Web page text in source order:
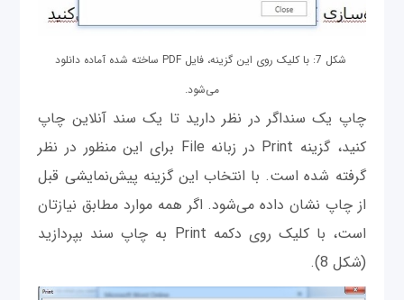
شکل 7: با کلیک روی این گزینه، فایل PDF ساخته شده آماده دانلود
می‌شود.
چاپ یک سنداگر در نظر دارید تا یک سند آنلاین چاپ
کنید، گزینه Print در زبانه File برای این منظور در نظر
گرفته شده است. با انتخاب این گزینه پیش‌نمایشی قبل
از چاپ نشان داده می‌شود. اگر همه موارد مطابق نیازتان
است، با کلیک روی دکمه Print به چاپ سند بپردازید
(شکل 8).